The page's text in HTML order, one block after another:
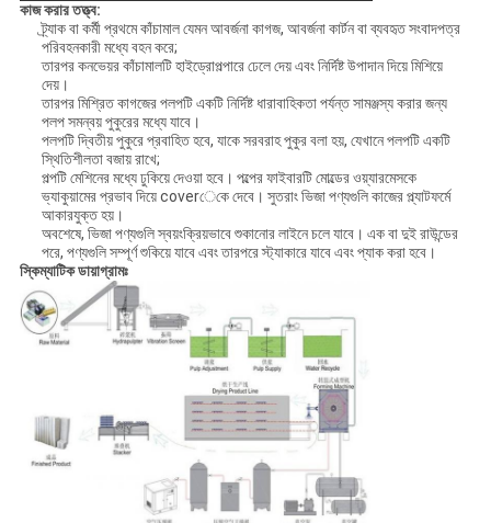
কাজ করার তত্ত্ব:
ট্র্যাক বা কর্মী প্রথমে কাঁচামাল যেমন আবর্জনা কাগজ, আবর্জনা কার্টন বা ব্যবহৃত সংবাদপত্র
পরিবহনকারী মধ্যে বহন করে;
তারপর কনভেয়র কাঁচামালটি হাইড্রোপল্পারে ঢেলে দেয় এবং নির্দিষ্ট উপাদান দিয়ে মিশিয়ে
দেয়।
তারপর মিশ্রিত কাগজের পলপটি একটি নির্দিষ্ট ধারাবাহিকতা পর্যন্ত সামঞ্জস্য করার জন্য
পলপ সমন্বয় পুকুরের মধ্যে যাবে।
পলপটি দ্বিতীয় পুকুরে প্রবাহিত হবে, যাকে সরবরাহ পুকুর বলা হয়, যেখানে পলপটি একটি
স্থিতিশীলতা বজায় রাখে;
পল্পটি মেশিনের মধ্যে ঢুকিয়ে দেওয়া হবে। পল্পের ফাইবারটি মোল্ডের ওয়্যারমেসকে
ভ্যাকুয়ামের প্রভাব দিয়ে coverেকে দেবে। সুতরাং ভিজা পণ্যগুলি কাজের প্ল্যাটফর্মে
আকারযুক্ত হয়।
অবশেষে, ভিজা পণ্যগুলি স্বয়ংক্রিয়ভাবে শুকানোর লাইনে চলে যাবে। এক বা দুই রাউন্ডের
পরে, পণ্যগুলি সম্পূর্ণ শুকিয়ে যাবে এবং তারপরে স্ট্যাকারে যাবে এবং প্যাক করা হবে।
স্কিম্যাটিক ডায়াগ্রামঃ